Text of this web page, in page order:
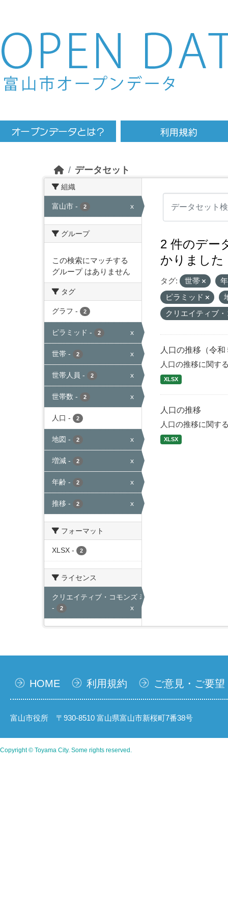
Skip to main content
データセット
組織
富山市 - 2 x
グループ
この検索にマッチする
グループ はありません
タグ
グラフ - 2
ピラミッド - 2 x
世帯 - 2 x
世帯人員 - 2 x
世帯数 - 2 x
人口 - 2
地図 - 2 x
増減 - 2 x
年齢 - 2 x
推移 - 2 x
フォーマット
XLSX - 2
ライセンス
クリエイティブ・コモンズ 表示
-
2 x
2 件のデー
かりました
タグ: 世帯
ピラミッド
クリエイティブ
人口の推移（令和
人口の推移に関す
XLSX
人口の推移
人口の推移に関す
XLSX
HOME 利用規約 ご意見・ご要望
富山市役所 〒930-8510 富山県富山市新桜町7番38号
Copyright © Toyama City. Some rights reserved.